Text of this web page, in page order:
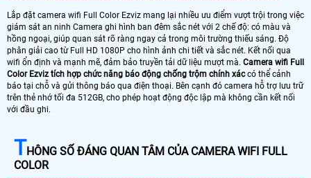
Lắp đặt camera wifi Full Color Ezviz mang lại nhiều ưu điểm vượt trội trong việc
giám sát an ninh Camera ghi hình ban đêm sắc nét với 2 chế độ: có màu và
hồng ngoại, giúp quan sát rõ ràng ngay cả trong môi trường thiếu sáng. Độ
phân giải cao từ Full HD 1080P cho hình ảnh chi tiết và sắc nét. Kết nối qua
wifi ổn định và mạnh mẽ, đảm bảo truyền tải dữ liệu mượt mà. Camera wifi Full
Color Ezviz tích hợp chức năng báo động chống trộm chính xáccó thể cảnh
báo tại chỗ và gửi thông báo qua điện thoại. Bên cạnh đó camera hỗ trợ lưu trữ
trên thẻ nhớ tối đa 512GB, cho phép hoạt động độc lập mà không cần kết nối
với đầu ghi.
THÔNG SỐ ĐÁNG QUAN TÂM CỦA CAMERA WIFI FULL
COLOR